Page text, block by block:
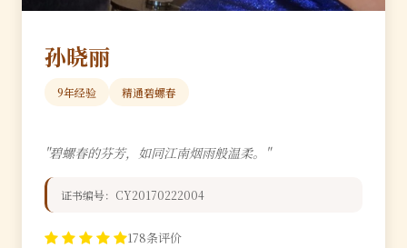
孙晓丽
9年经验 精通碧螺春
"碧螺春的芬芳，如同江南烟雨般温柔。"
证书编号：CY20170222004
178条评价